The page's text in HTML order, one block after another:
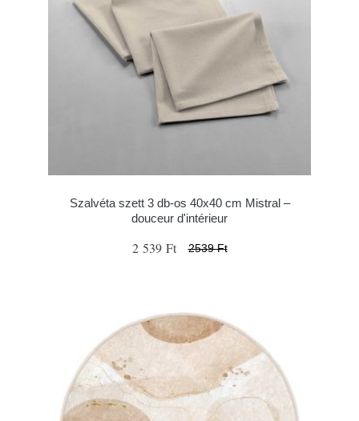
Szalvéta szett 3 db-os 40x40 cm Mistral –
douceur d'intérieur
2 539 Ft 2539 Ft